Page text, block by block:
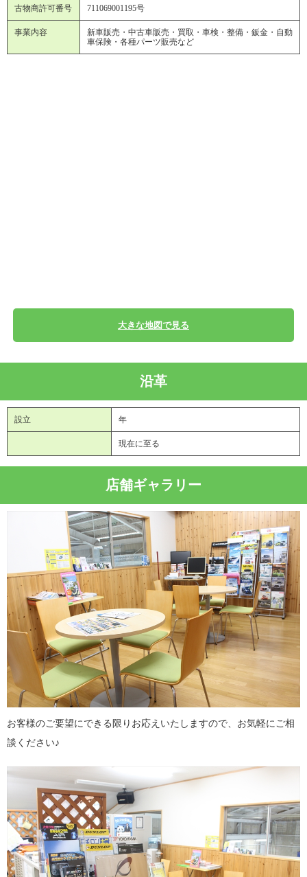
古物商許可番号 711069001195号
事業内容
新車販売・中古車販売・買取・車検・整備・鈑金・自動
車保険・各種パーツ販売など
大きな地図で見る
沿革
設立 年
現在に至る
店舗ギャラリー
お客様のご要望にできる限りお応えいたしますので、お気軽にご相
談ください♪